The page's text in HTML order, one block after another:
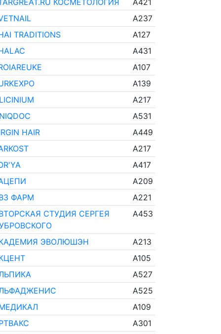
КОСМЕТОЛОГИЯ
A421
A237
TRADITIONS
A127
A431
A107
A139
A217
A531
HAIR
A449
A217
A417
A209
ФАРМ
A221
СТУДИЯ СЕРГЕЯ
A453
ЭВОЛЮШЭН
A213
A105
A527
A525
A109
A301